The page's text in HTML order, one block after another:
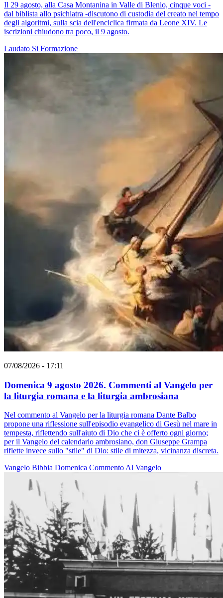
Il 29 agosto, alla Casa Montanina in Valle di Blenio, cinque voci -
dal biblista allo psichiatra -discutono di custodia del creato nel tempo
degli algoritmi, sulla scia dell'enciclica firmata da Leone XIV. Le
iscrizioni chiudono tra poco, il 9 agosto.
Laudato Si Formazione
07/08/2026 - 17:11
Domenica 9 agosto 2026. Commenti al Vangelo per
la liturgia romana e la liturgia ambrosiana
Nel commento al Vangelo per la liturgia romana Dante Balbo
propone una riflessione sull'episodio evangelico di Gesù nel mare in
tempesta, riflettendo sull'aiuto di Dio che ci è offerto ogni giorno;
per il Vangelo del calendario ambrosiano, don Giuseppe Grampa
riflette invece sullo "stile" di Dio: stile di mitezza, vicinanza discreta.
Vangelo Bibbia Domenica Commento Al Vangelo